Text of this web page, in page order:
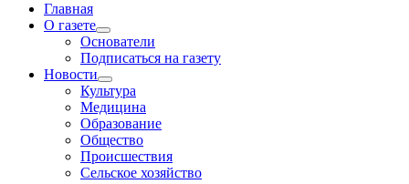
Главная
О газете
Основатели
Подписаться на газету
Новости
Культура
Медицина
Образование
Общество
Происшествия
Сельское хозяйство